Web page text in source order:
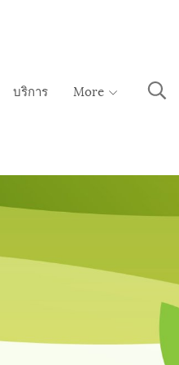
บริการ More